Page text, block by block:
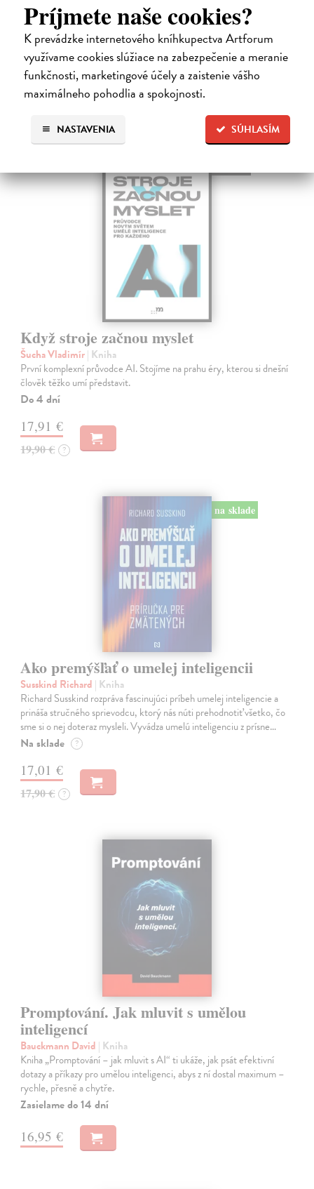
Príjmete naše cookies?
K prevádzke internetového kníhkupectva Artforum
využívame cookies slúžiace na zabezpečenie a meranie
funkčnosti, marketingové účely a zaistenie vášho
maximálneho pohodlia a spokojnosti.
SÚHLASÍM
NASTAVENIA
Susskind Richard| Kniha
V této knize Richard Susskind čerpá ze svých zkušeností s prací v
oblasti umělé inteligence od počátku 80. let. Pro Susskinda je
vyvážení výhod a hrozeb umělé inteligence zásadní výzvou naší doby.
Na sklade ?
19,41 €
Když stroje začnou myslet
Šucha Vladimír| Kniha
První komplexní průvodce AI. Stojíme na prahu éry, kterou si dnešní
člověk těžko umí představit.
Do 4 dní
17,91 €
19,90 € ?
na sklade
Ako premýšľať o umelej inteligencii
Susskind Richard | Kniha
Richard Susskind rozpráva fascinujúci príbeh umelej inteligencie a
prináša stručného sprievodcu, ktorý nás núti prehodnotiť všetko, čo
sme si o nej doteraz mysleli. Vyvádza umelú inteligenciu z prísne…
Na sklade ?
17,01 €
17,90 € ?
Promptování. Jak mluvit s umělou
inteligencí
Bauckmann David | Kniha
Kniha „Promptování – jak mluvit s AI“ ti ukáže, jak psát efektivní
dotazy a příkazy pro umělou inteligenci, abys z ní dostal maximum –
rychle, přesně a chytře.
Zasielame do 14 dní
16,95 €